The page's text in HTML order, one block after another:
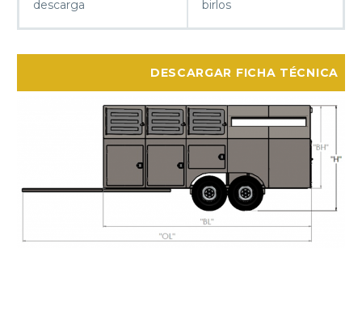
descarga birlos
DESCARGAR FICHA TÉCNICA